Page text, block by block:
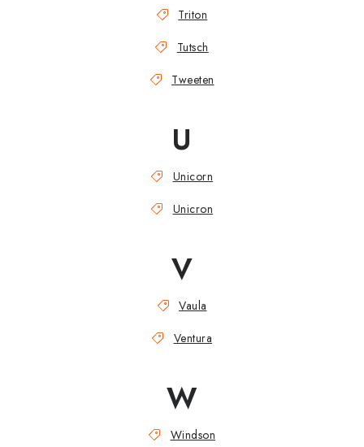
Triton
Tutsch
Tweeten
U
Unicorn
Unicron
V
Vaula
Ventura
W
Windson